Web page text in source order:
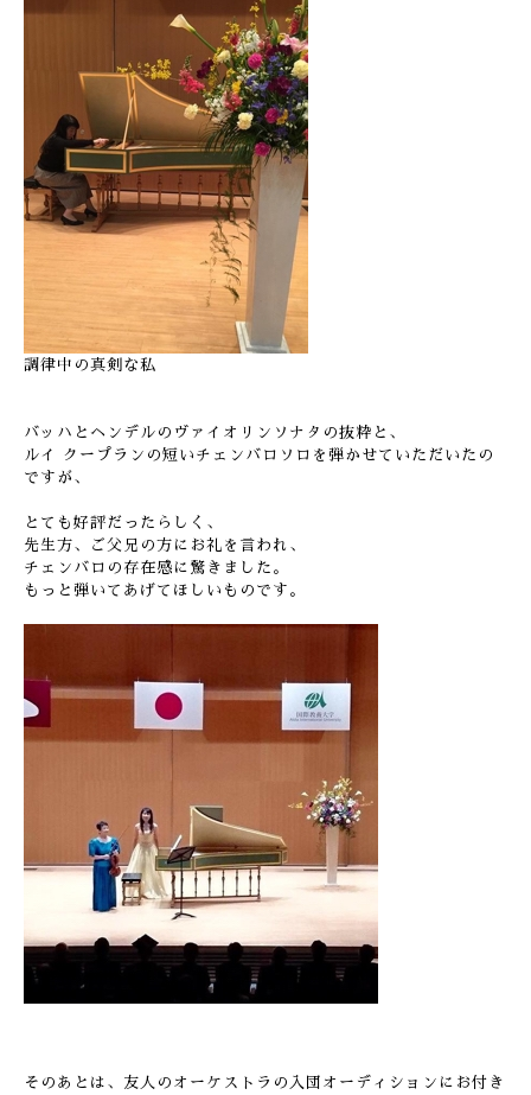
調律中の真剣な私
バッハとヘンデルのヴァイオリンソナタの抜粋と、
ルイ クープランの短いチェンバロソロを弾かせていただいたの
ですが、
とても好評だったらしく、
先生方、ご父兄の方にお礼を言われ、
チェンバロの存在感に驚きました。
もっと弾いてあげてほしいものです。
そのあとは、友人のオーケストラの入団オーディションにお付き